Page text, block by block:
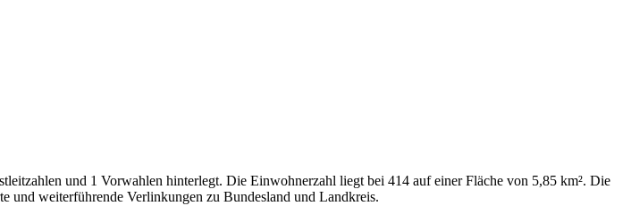
und 1 Vorwahlen hinterlegt. Die Einwohnerzahl liegt bei 414 auf einer Fläche von 5,85 km². Die
und weiterführende Verlinkungen zu Bundesland und Landkreis.